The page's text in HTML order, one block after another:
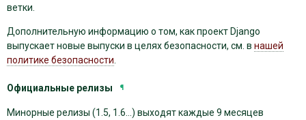
ветки.
Дополнительную информацию о том, как проект Django
выпускает новые выпуски в целях безопасности, см. в нашей
политике безопасности
Официальные релизы ¶
Минорные релизы (1.5, 1.6…) выходят каждые 9 месяцев